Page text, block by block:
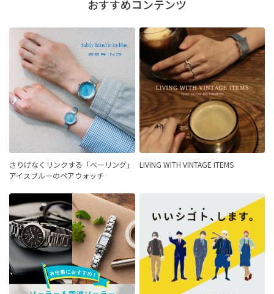
おすすめコンテンツ
さりげなくリンクする「ベーリング」
アイスブルーのペアウォッチ
LIVING WITH VINTAGE ITEMS